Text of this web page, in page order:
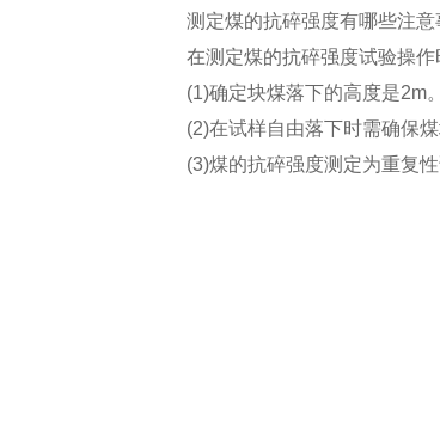
测定煤的抗碎强度有哪些注意
在测定煤的抗碎强度试验操作
(1)确定块煤落下的高度是2m。
(2)在试样自由落下时需确保
(3)煤的抗碎强度测定为重复